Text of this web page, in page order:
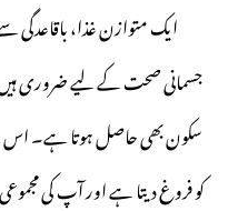
ایک متوازن غذا،
جسمانی صحت کے لیے ضروری
سکون بھی حاصل ہوتا ہے۔ اس
کو فروغ دیتا ہے اور آپ کی